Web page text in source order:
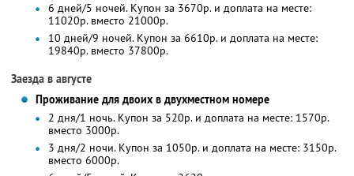
6 дней/5 ночей. Купон за 3670р. и доплата на месте:
11020р. вместо 21000р.
10 дней/9 ночей. Купон за 6610р. и доплата на месте:
19840р. вместо 37800р.
Заезда в августе
Проживание для двоих в двухместном номере
2 дня/1 ночь. Купон за 520р. и доплата на месте: 1570р.
вместо 3000р.
3 дня/2 ночи. Купон за 1050р. и доплата на месте: 3150р.
вместо 6000р.